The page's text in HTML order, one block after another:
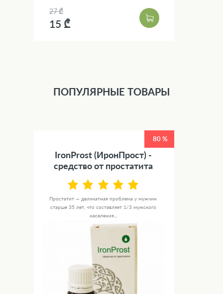
27 ₾
15 ₾
ПОПУЛЯРНЫЕ ТОВАРЫ
80 %
IronProst (ИронПрост) -
средство от простатита
Простатит — деликатная проблема у мужчин
старше 35 лет, что составляет 1/3 мужского
населения...